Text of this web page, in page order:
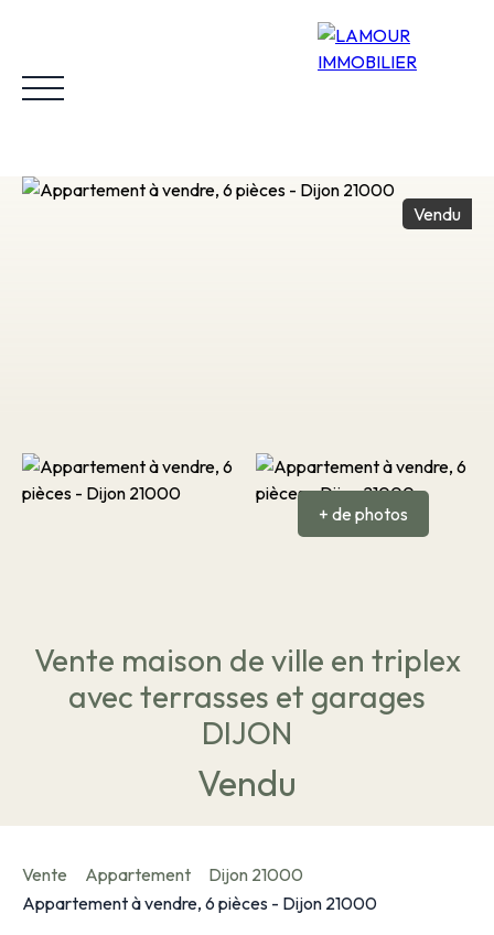
Vendu
+ de photos
Vente maison de ville en triplex
avec terrasses et garages
DIJON
Vendu
Vente Appartement
Dijon 21000
Appartement à vendre, 6 pièces - Dijon 21000